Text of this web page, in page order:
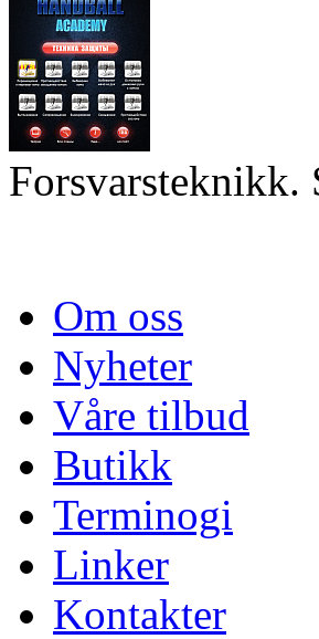
Forsvarsteknikk.
Om oss
Nyheter
Våre tilbud
Butikk
Terminogi
Linker
Kontakter